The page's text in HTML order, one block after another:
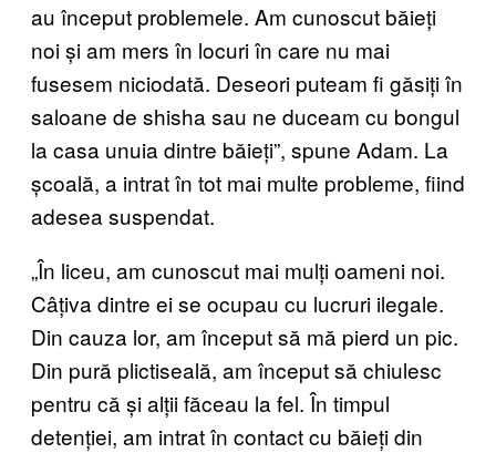
au început problemele. Am cunoscut băieți
noi și am mers în locuri în care nu mai
fusesem niciodată. Deseori puteam fi găsiți în
saloane de shisha sau ne duceam cu bongul
la casa unuia dintre băieți”, spune Adam. La
școală, a intrat în tot mai multe probleme, fiind
adesea suspendat.
„În liceu, am cunoscut mai mulți oameni noi.
Câțiva dintre ei se ocupau cu lucruri ilegale.
Din cauza lor, am început să mă pierd un pic.
Din pură plictiseală, am început să chiulesc
pentru că și alții făceau la fel. În timpul
detenției, am intrat în contact cu băieți din